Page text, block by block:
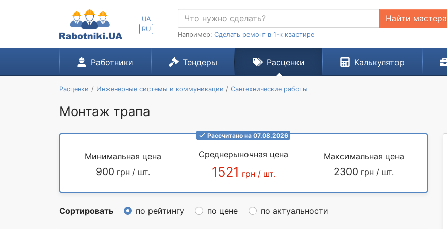
UA
RU
Найти мастера
Например: Сделать ремонт в 1-к квартире
Работники Тендеры Расценки Калькулятор
Расценки Инженерные системы и коммуникации Сантехнические работы
Монтаж трапа
Рассчитано на 07.08.2026
Минимальная цена
900 грн / шт.
Среднерыночная цена
1521 грн / шт.
Максимальная цена
2300 грн / шт.
Сортировать по рейтингу по цене по актуальности